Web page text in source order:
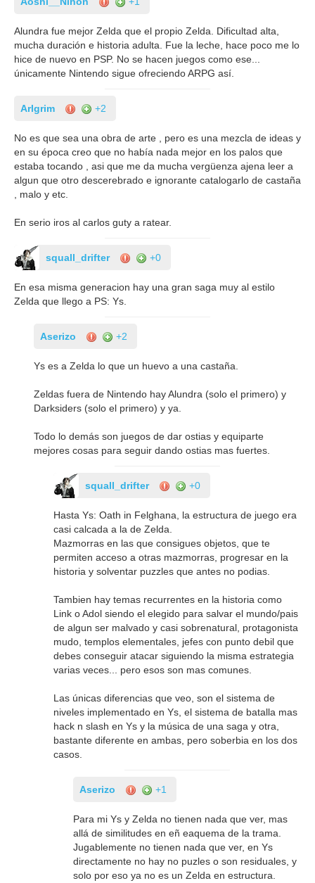
Alundra fue mejor Zelda que el propio Zelda. Dificultad alta,
mucha duración e historia adulta. Fue la leche, hace poco me lo
hice de nuevo en PSP. No se hacen juegos como ese...
únicamente Nintendo sigue ofreciendo ARPG así.
Arlgrim +2
No es que sea una obra de arte , pero es una mezcla de ideas y
en su época creo que no había nada mejor en los palos que
estaba tocando , asi que me da mucha vergüenza ajena leer a
algun que otro descerebrado e ignorante catalogarlo de castaña
, malo y etc.
En serio iros al carlos guty a ratear.
squall_drifter +0
En esa misma generacion hay una gran saga muy al estilo
Zelda que llego a PS: Ys.
Aserizo +2
Ys es a Zelda lo que un huevo a una castaña.
Zeldas fuera de Nintendo hay Alundra (solo el primero) y
Darksiders (solo el primero) y ya.
Todo lo demás son juegos de dar ostias y equiparte
mejores cosas para seguir dando ostias mas fuertes.
squall_drifter +0
Hasta Ys: Oath in Felghana, la estructura de juego era
casi calcada a la de Zelda.
Mazmorras en las que consigues objetos, que te
permiten acceso a otras mazmorras, progresar en la
historia y solventar puzzles que antes no podias.
Tambien hay temas recurrentes en la historia como
Link o Adol siendo el elegido para salvar el mundo/pais
de algun ser malvado y casi sobrenatural, protagonista
mudo, templos elementales, jefes con punto debil que
debes conseguir atacar siguiendo la misma estrategia
varias veces... pero esos son mas comunes.
Las únicas diferencias que veo, son el sistema de
niveles implementado en Ys, el sistema de batalla mas
hack n slash en Ys y la música de una saga y otra,
bastante diferente en ambas, pero soberbia en los dos
casos.
Aserizo +1
Para mi Ys y Zelda no tienen nada que ver, mas
allá de similitudes en eñ eaquema de la trama.
Jugablemente no tienen nada que ver, en Ys
directamente no hay no puzles o son residuales, y
solo por eso ya no es un Zelda en estructura.